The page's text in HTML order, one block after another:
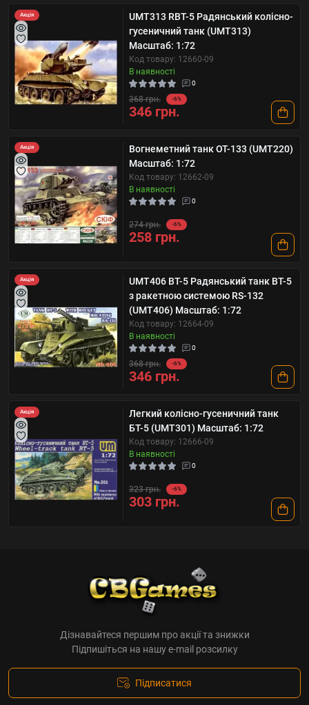
Акція
UMT313 RBT-5 Радянський колісно-
гусеничний танк (UMT313)
Масштаб: 1:72
Код товару: 12660-09
В наявності
0
368 грн. -6%
346 грн.
Акція
Вогнеметний танк ОТ-133 (UMT220)
Масштаб: 1:72
Код товару: 12662-09
В наявності
0
274 грн. -6%
258 грн.
Акція
UMT406 BT-5 Радянський танк BT-5
з ракетною системою RS-132
(UMT406) Масштаб: 1:72
Код товару: 12664-09
В наявності
0
368 грн. -6%
346 грн.
Акція
Легкий колісно-гусеничний танк
БТ-5 (UMT301) Масштаб: 1:72
Код товару: 12666-09
В наявності
0
323 грн. -6%
303 грн.
Дізнавайтеся першим про акції та знижки
Підпишіться на нашу e-mail розсилку
Підписатися